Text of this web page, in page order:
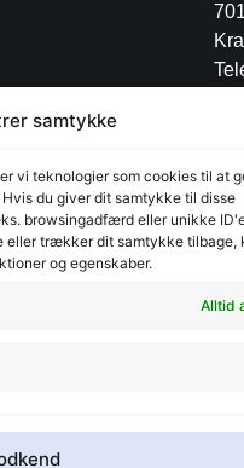
samtykke
vi teknologier som cookies til at
du giver dit samtykke til disse
browsingadfærd eller unikke
eller trækker dit samtykke tilbage,
og egenskaber.
Alltid
- Design på